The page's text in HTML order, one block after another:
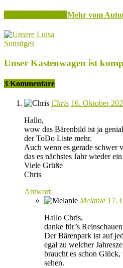
Mehr vom
Sonstiges
Unser Kastenwagen ist
3 Kommentare
Chris 16. Oktober
Hallo,
wow das Bärenbild ist ja
der ToDo Liste mehr.
Auch wenn es gerade schwer
das es nächstes Jahr wieder
Viele Grüße
Chris
Antwort
Melanie 17.
Hallo Chris,
danke für’s
Der Bärenpark ist auf
egal zu welcher
braucht es schon
sehen.